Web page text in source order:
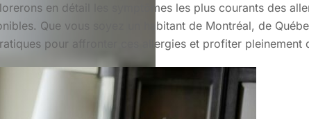
en détail les symptômes les plus courants des
Que vous soyez un habitant de Montréal, de
pour affronter ces allergies et profiter pleinement